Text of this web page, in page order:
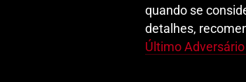
quando se
detalhes,
Último Adversário